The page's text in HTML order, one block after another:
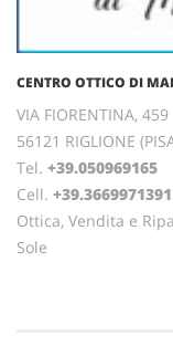
CENTRO OTTICO DI
VIA FIORENTINA, 459
56121 RIGLIONE
Tel. +39.050969165
Cell. +39.3669971391
Ottica, Vendita e
Sole